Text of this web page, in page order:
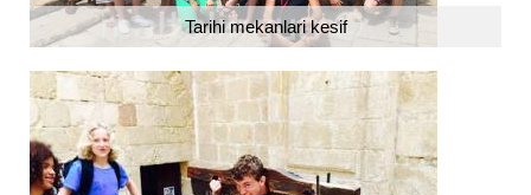
Tarihi mekanlari kesif